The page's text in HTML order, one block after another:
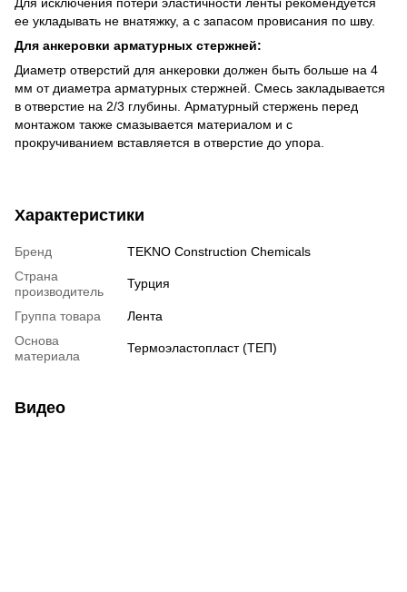
Для исключения потери эластичности ленты рекомендуется
ее укладывать не внатяжку, а с запасом провисания по шву.
Для анкеровки арматурных стержней:
Диаметр отверстий для анкеровки должен быть больше на 4
мм от диаметра арматурных стержней. Смесь закладывается
в отверстие на 2/3 глубины. Арматурный стержень перед
монтажом также смазывается материалом и с
прокручиванием вставляется в отверстие до упора.
Характеристики
Бренд
TEKNO Construction Chemicals
Страна
производитель
Турция
Группа товара
Лента
Основа
материала
Термоэластопласт (ТЕП)
Видео